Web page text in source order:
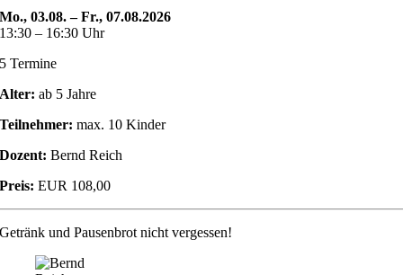
Mo., 03.08. – Fr., 07.08.2026
13:30 – 16:30 Uhr
5 Termine
Alter: ab 5 Jahre
Teilnehmer: max. 10 Kinder
Dozent: Bernd Reich
Preis: EUR 108,00
Getränk und Pausenbrot nicht vergessen!